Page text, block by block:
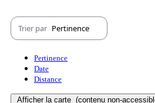
Trier par Pertinence
Pertinence
Date
Distance
Afficher la carte (contenu non-